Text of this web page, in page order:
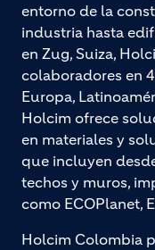
entorno de la
industria hasta
en Zug, Suiza,
colaboradores en
Europa,
Holcim ofrece
en materiales y
que incluyen
techos y muros,
como ECOPlanet,
Holcim Colombia